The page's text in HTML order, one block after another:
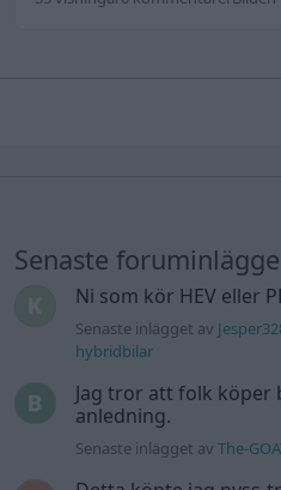
Senaste
Ni som kör HEV eller
Senaste inlägget av
hybridbilar
Jag tror att folk köper
anledning.
Senaste inlägget avThe-